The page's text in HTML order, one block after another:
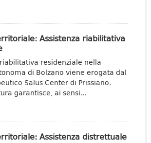
Assistenza riabilitativa
residenziale nella
di Bolzano viene erogata dal
Salus Center di Prissiano.
garantisce, ai sensi...
Assistenza distrettuale